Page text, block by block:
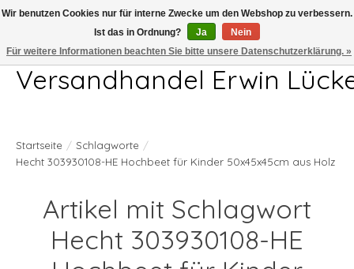
Telefon 04407 715872 MO-DO 7.00-17.00Uhr FR 7.00-13.00Uhr
Versandhandel Erwin
Startseite / Schlagworte /
Hecht 303930108-HE Hochbeet für Kinder 50x45x45cm aus Holz
Artikel mit Schlagwort
Hecht 303930108-HE
Wir benutzen Cookies nur für interne Zwecke um den Webshop zu verbessern.
Ist das in Ordnung?
Ja
Nein
Für weitere Informationen beachten Sie bitte unsere Datenschutzerklärung. »